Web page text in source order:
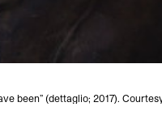
been” (dettaglio; 2017).